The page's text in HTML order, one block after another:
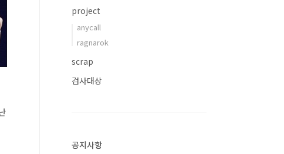
project
anycall
ragnarok
scrap
검사대상
공지사항